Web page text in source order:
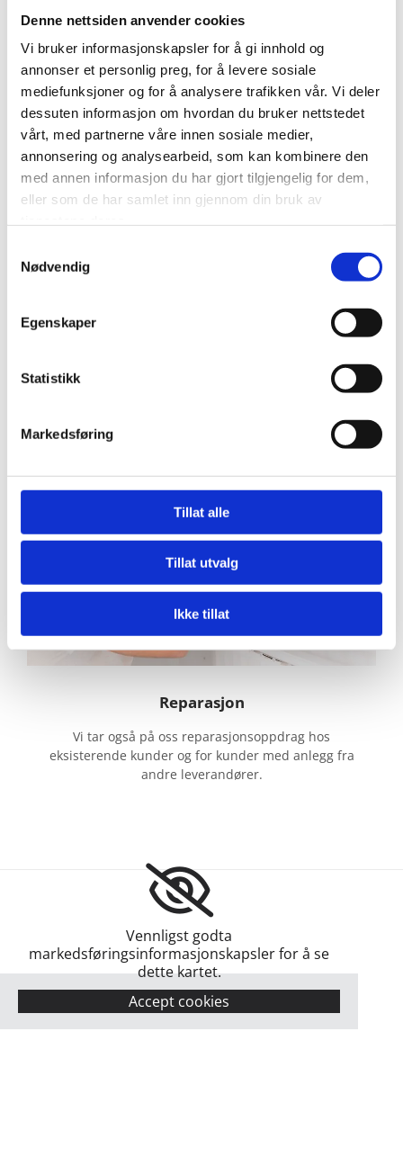
Denne nettsiden anvender cookies
Vi bruker informasjonskapsler for å gi innhold og
annonser et personlig preg, for å levere sosiale
mediefunksjoner og for å analysere trafikken vår. Vi deler
dessuten informasjon om hvordan du bruker nettstedet
vårt, med partnerne våre innen sosiale medier,
annonsering og analysearbeid, som kan kombinere den
med annen informasjon du har gjort tilgjengelig for dem,
eller som de har samlet inn gjennom din bruk av
Nødvendig
Egenskaper
Statistikk
Markedsføring
Tillat alle
Tillat utvalg
Ikke tillat
N
S
A
N
L
E
G
G
og omegn!
installasjon av ventilasjonssystemer i alle typer
Reparasjon
Vi tar også på oss reparasjonsoppdrag hos
eksisterende kunder og for kunder med anlegg fra
andre leverandører.
Vennligst godta
markedsføringsinformasjonskapsler for å se
dette kartet.
Accept cookies